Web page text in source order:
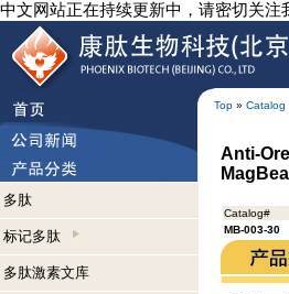
中文网站正在持续更新中，请密切关
Top » Catalog
多肽
标记多肽
多肽激素文库
Anti-
Catalog#
MB-003-30